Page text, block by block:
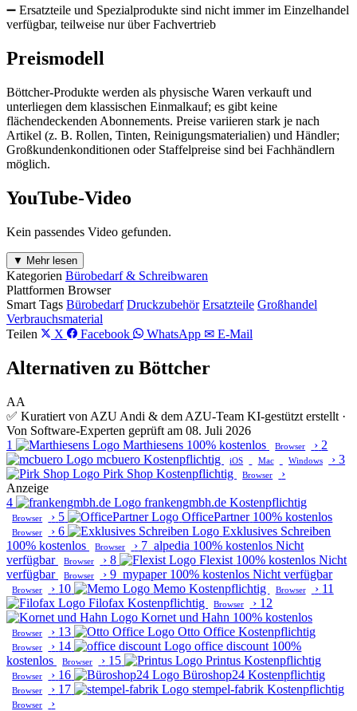
➖ Ersatzteile und Spezialprodukte sind nicht immer im Einzelhandel
verfügbar, teilweise nur über Fachvertrieb
Preismodell
Böttcher-Produkte werden als physische Waren verkauft und
unterliegen dem klassischen Einmalkauf; es gibt keine
flächendeckenden Abonnements. Preise variieren stark je nach
Artikel (z. B. Rollen, Tinten, Reinigungsmaterialien) und Händler;
Großkundenkonditionen oder Staffelpreise sind bei Fachhändlern
möglich.
YouTube-Video
Kein passendes Video gefunden.
▼ Mehr lesen
Kategorien Bürobedarf & Schreibwaren
Plattformen Browser
Smart Tags Bürobedarf Druckzubehör Ersatzteile Großhandel
Verbrauchsmaterial
Teilen
X Facebook WhatsApp ✉ E-Mail
Alternativen zu Böttcher
AA
✅ Kuratiert von AZU Andi & dem AZU-Team KI-gestützt erstellt ·
Von Software-Experten geprüft am 08. Juli 2026
1
Marthiesens 100% kostenlos Browser › 2
mcbuero Kostenpflichtig iOS Mac Windows › 3
Pirk Shop Kostenpflichtig Browser
›
Anzeige
4
frankengmbh.de Kostenpflichtig
Browser › 5 OfficePartner 100% kostenlos
Browser › 6
Exklusives Schreiben
100% kostenlos
Browser › 7 alpedia 100% kostenlosNicht
verfügbar
Browser › 8 Flexist 100% kostenlosNicht
verfügbar
Browser › 9 mypaper 100% kostenlosNicht verfügbar
Browser › 10 Memo Kostenpflichtig Browser › 11
Filofax Kostenpflichtig Browser › 12
Kornet und Hahn 100% kostenlos
Browser › 13 Otto Office Kostenpflichtig
Browser › 14 office discount 100%
kostenlos
Browser › 15 Printus Kostenpflichtig
Browser › 16 Büroshop24 Kostenpflichtig
Browser › 17 stempel-fabrik Kostenpflichtig
Browser ›